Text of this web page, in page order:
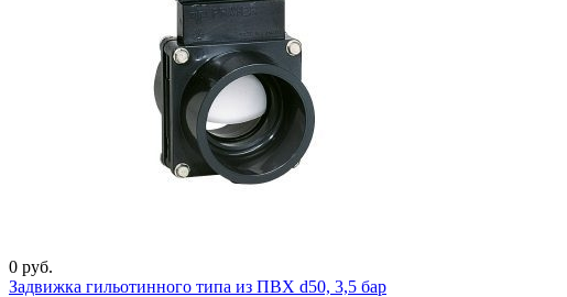
0 руб.
Задвижка гильотинного типа из ПВХ d50, 3,5 бар